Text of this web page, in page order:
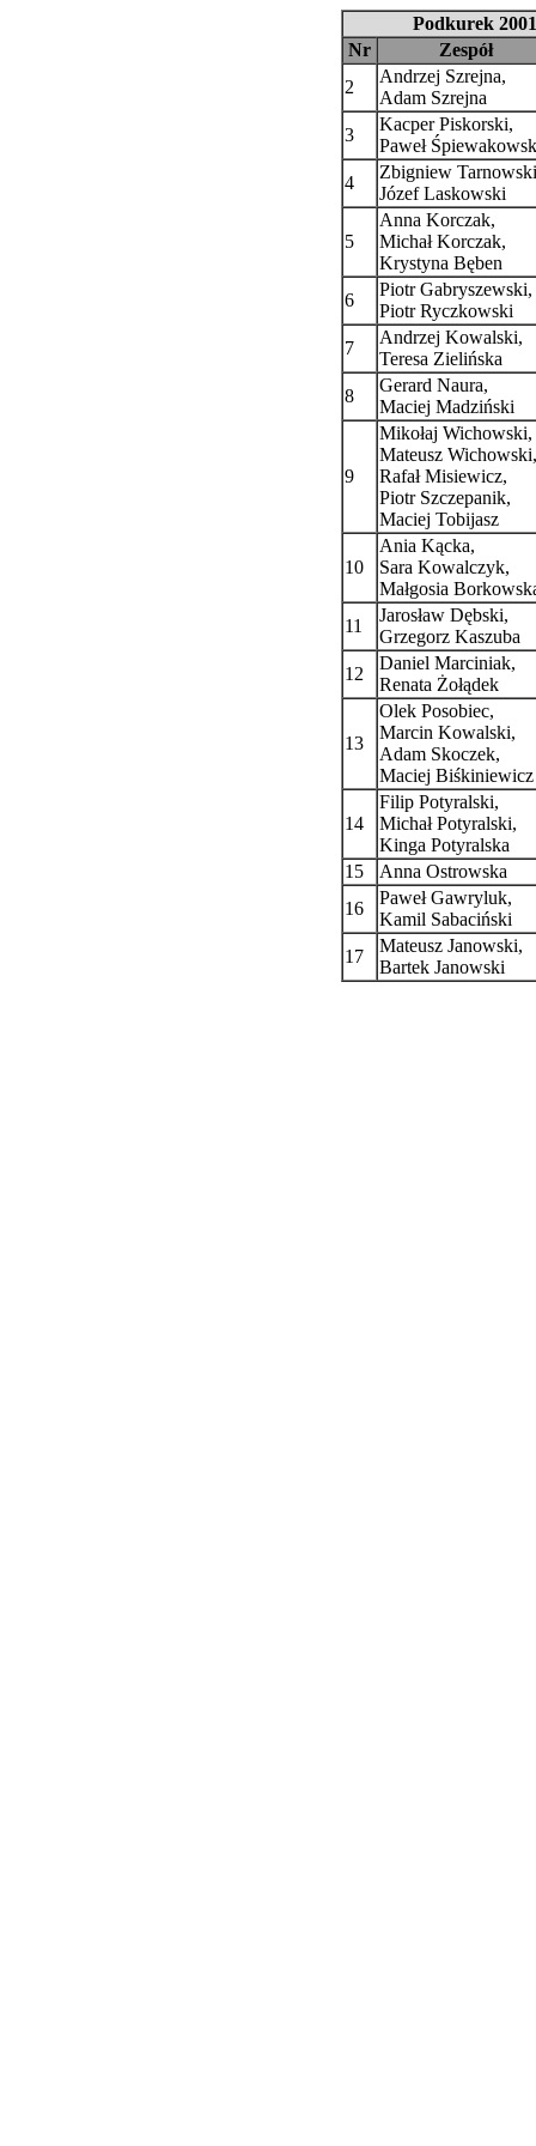
Podkurek
Nr
Zespół
2
Andrzej Szrejna,
Adam Szrejna
3
Kacper Piskorski,
Paweł
4
Zbigniew
Józef Laskowski
5
Anna Korczak,
Michał Korczak,
Krystyna Bęben
6
Piotr Gabryszewski,
Piotr Ryczkowski
7
Andrzej Kowalski,
Teresa Zielińska
8
Gerard Naura,
Maciej Madziński
9
Mikołaj Wichowski,
Mateusz Wichowski,
Rafał Misiewicz,
Piotr Szczepanik,
Maciej Tobijasz
10
Ania Kącka,
Sara Kowalczyk,
Małgosia
11
Jarosław Dębski,
Grzegorz Kaszuba
12
Daniel Marciniak,
Renata Żołądek
13
Olek Posobiec,
Marcin Kowalski,
Adam Skoczek,
Maciej Biśkiniewicz
14
Filip Potyralski,
Michał Potyralski,
Kinga Potyralska
15
Anna Ostrowska
16
Paweł Gawryluk,
Kamil Sabaciński
17
Mateusz Janowski,
Bartek Janowski